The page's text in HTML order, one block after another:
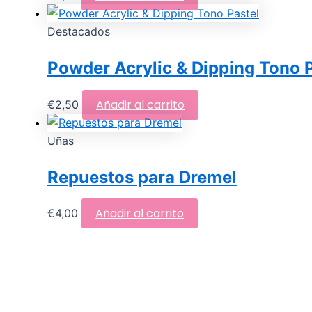
Destacados
Powder Acrylic & Dipping Tono
€2,50 Añadir al carrito
Uñas
Repuestos para Dremel
€4,00 Añadir al carrito